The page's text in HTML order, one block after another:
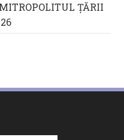
ȚĂRII